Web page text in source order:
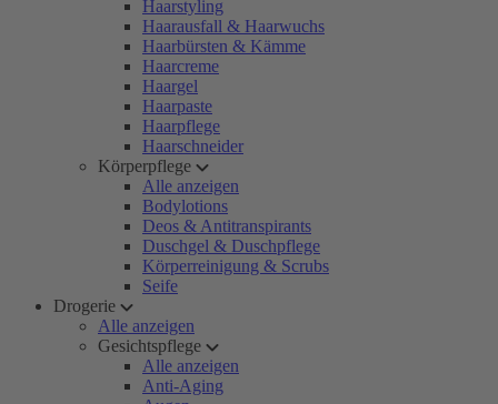
Haarstyling
Haarausfall & Haarwuchs
Haarbürsten & Kämme
Haarcreme
Haargel
Haarpaste
Haarpflege
Haarschneider
Körperpflege
Alle anzeigen
Bodylotions
Deos & Antitranspirants
Duschgel & Duschpflege
Körperreinigung & Scrubs
Seife
Drogerie
Alle anzeigen
Gesichtspflege
Alle anzeigen
Anti-Aging